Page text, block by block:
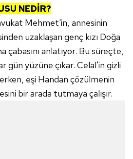
ve sizlere yönelik
yapılması, amaçlarıyla
dahilinde kullanılacaktır.
aşağıda yer alan panel
Çerezlere ilişkin detaylı bilgi
Çerez Bilgilendirme
NEDİR?
Mehmet'in, annesinin
uzaklaşan genç kızı Doğa
çabasını anlatıyor. Bu süreçte,
gün yüzüne çıkar. Celal'in gizli
eşi Handan çözülmenin
bir arada tutmaya çalışır.